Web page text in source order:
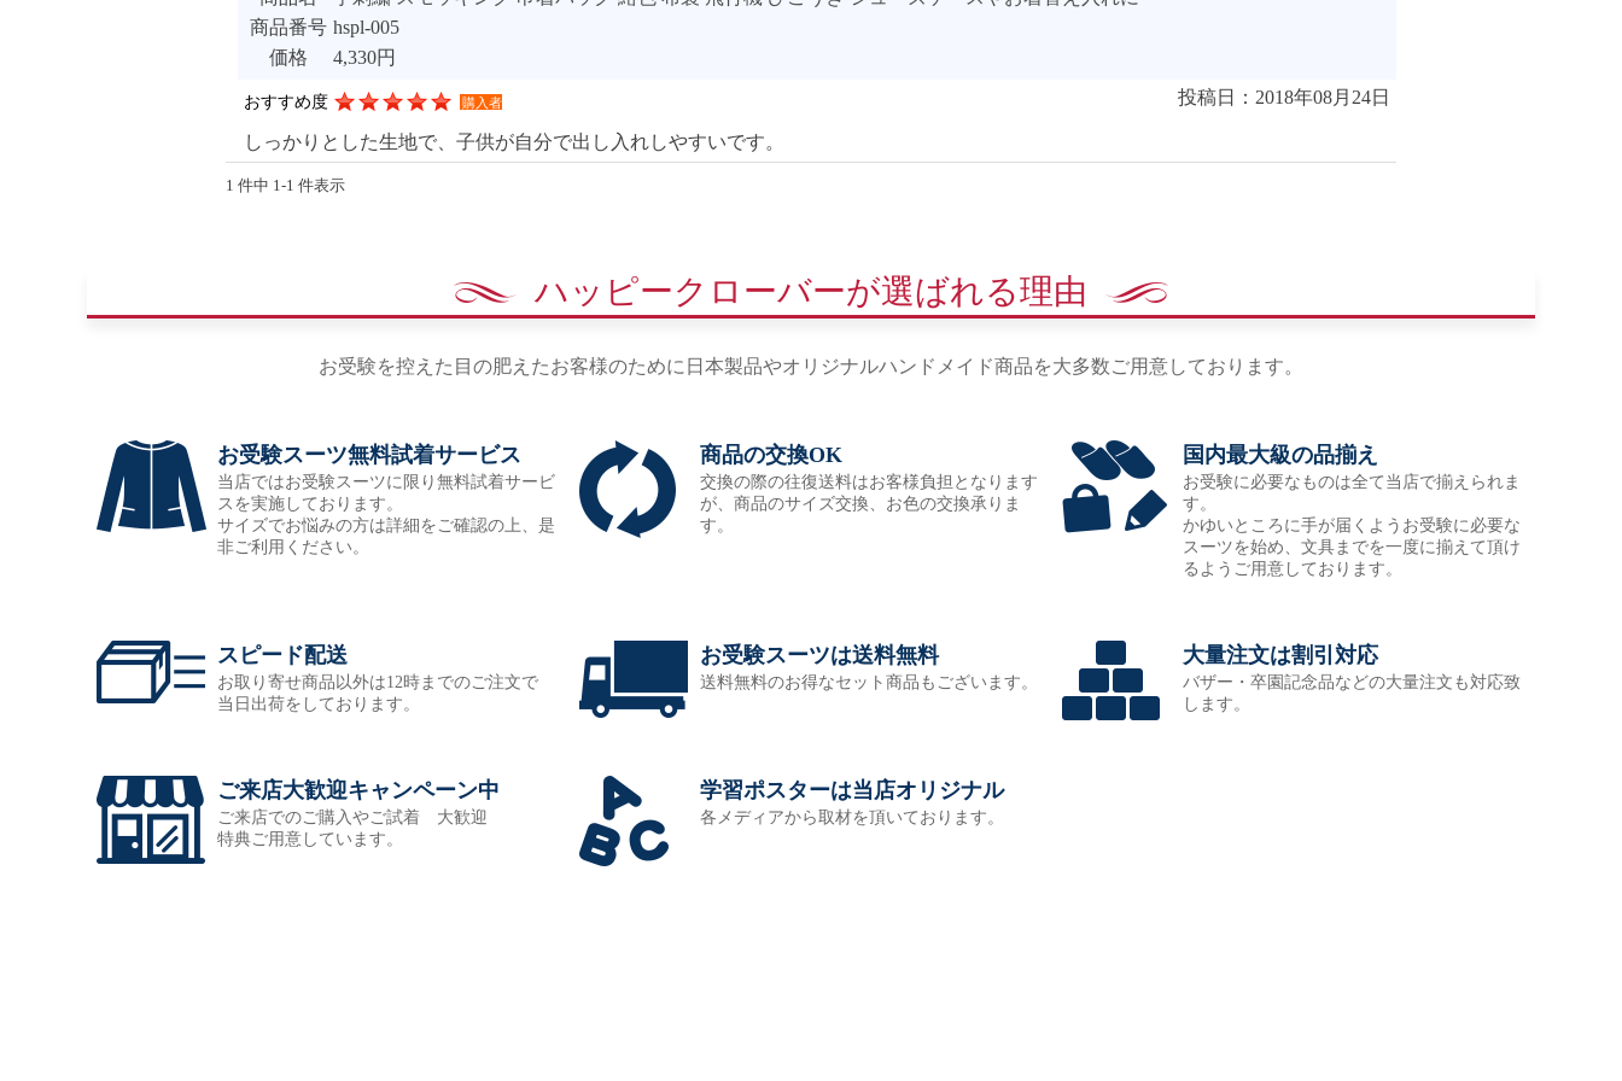
商品番号 hspl-005
価格
4,330円
投稿日：2018年08月24日
おすすめ度 購入者
しっかりとした生地で、子供が自分で出し入れしやすいです。
1 件中 1-1 件表示
ハッピークローバーが選ばれる理由
お受験を控えた目の肥えたお客様のために日本製品やオリジナルハンドメイド商品を大多数ご用意しております。
お受験スーツ無料試着サービス
当店ではお受験スーツに限り無料試着サービ
スを実施しております。
サイズでお悩みの方は詳細をご確認の上、是
非ご利用ください。
商品の交換OK
交換の際の往復送料はお客様負担となります
が、商品のサイズ交換、お色の交換承りま
す。
国内最大級の品揃え
お受験に必要なものは全て当店で揃えられま
す。
かゆいところに手が届くようお受験に必要な
スーツを始め、文具までを一度に揃えて頂け
るようご用意しております。
スピード配送
お取り寄せ商品以外は12時までのご注文で
当日出荷をしております。
お受験スーツは送料無料
送料無料のお得なセット商品もございます。
大量注文は割引対応
バザー・卒園記念品などの大量注文も対応致
します。
ご来店大歓迎キャンペーン中
ご来店でのご購入やご試着 大歓迎
特典ご用意しています。
学習ポスターは当店オリジナル
各メディアから取材を頂いております。